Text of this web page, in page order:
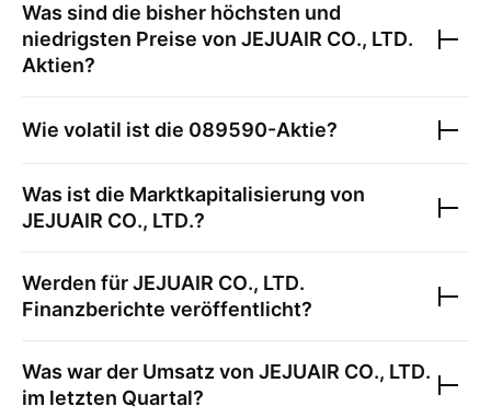
Was sind die bisher höchsten und
niedrigsten Preise von JEJUAIR CO., LTD.
Aktien?
Wie volatil ist die 089590-Aktie?
Was ist die Marktkapitalisierung von
JEJUAIR CO., LTD.?
Werden fürJEJUAIR CO., LTD.
Finanzberichte veröffentlicht?
Was war der Umsatz von JEJUAIR CO., LTD.
im letzten Quartal?